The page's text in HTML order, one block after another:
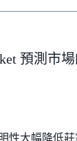
預測市
性大幅降低